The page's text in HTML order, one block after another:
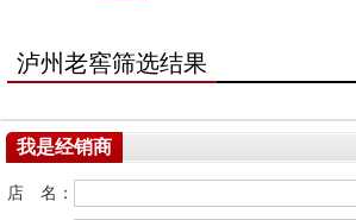
泸州老窖筛选结果
我是经销商
店 名：